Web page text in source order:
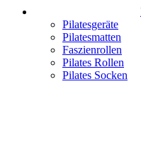
Pilatesgeräte
Pilatesmatten
Faszienrollen
Pilates Rollen
Pilates Socken